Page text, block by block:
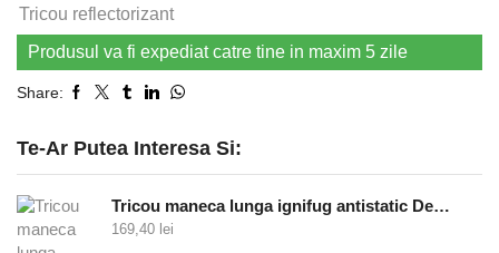
Tricou reflectorizant
Produsul va fi expediat catre tine in maxim 5 zile
Share:
Te-Ar Putea Interesa Si:
Tricou maneca lunga ignifug antistatic Defender - bleumarin
169,40 lei